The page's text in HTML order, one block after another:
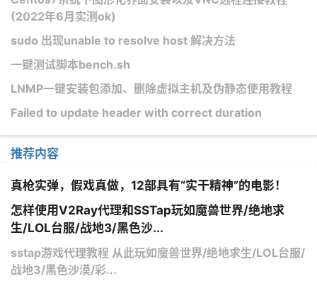
(2022年6月实测ok)
sudo 出现unable to resolve host 解决方法
一键测试脚本bench.sh
LNMP一键安装包添加、删除虚拟主机及伪静态使用教程
Failed to update header with correct duration
推荐内容
真枪实弹，假戏真做，12部具有“实干精神”的电影！
怎样使用V2Ray代理和SSTap玩如魔兽世界/绝地求
生/LOL台服/战地3/黑色沙...
sstap游戏代理教程 从此玩如魔兽世界/绝地求生/LOL台服/
战地3/黑色沙漠/彩...